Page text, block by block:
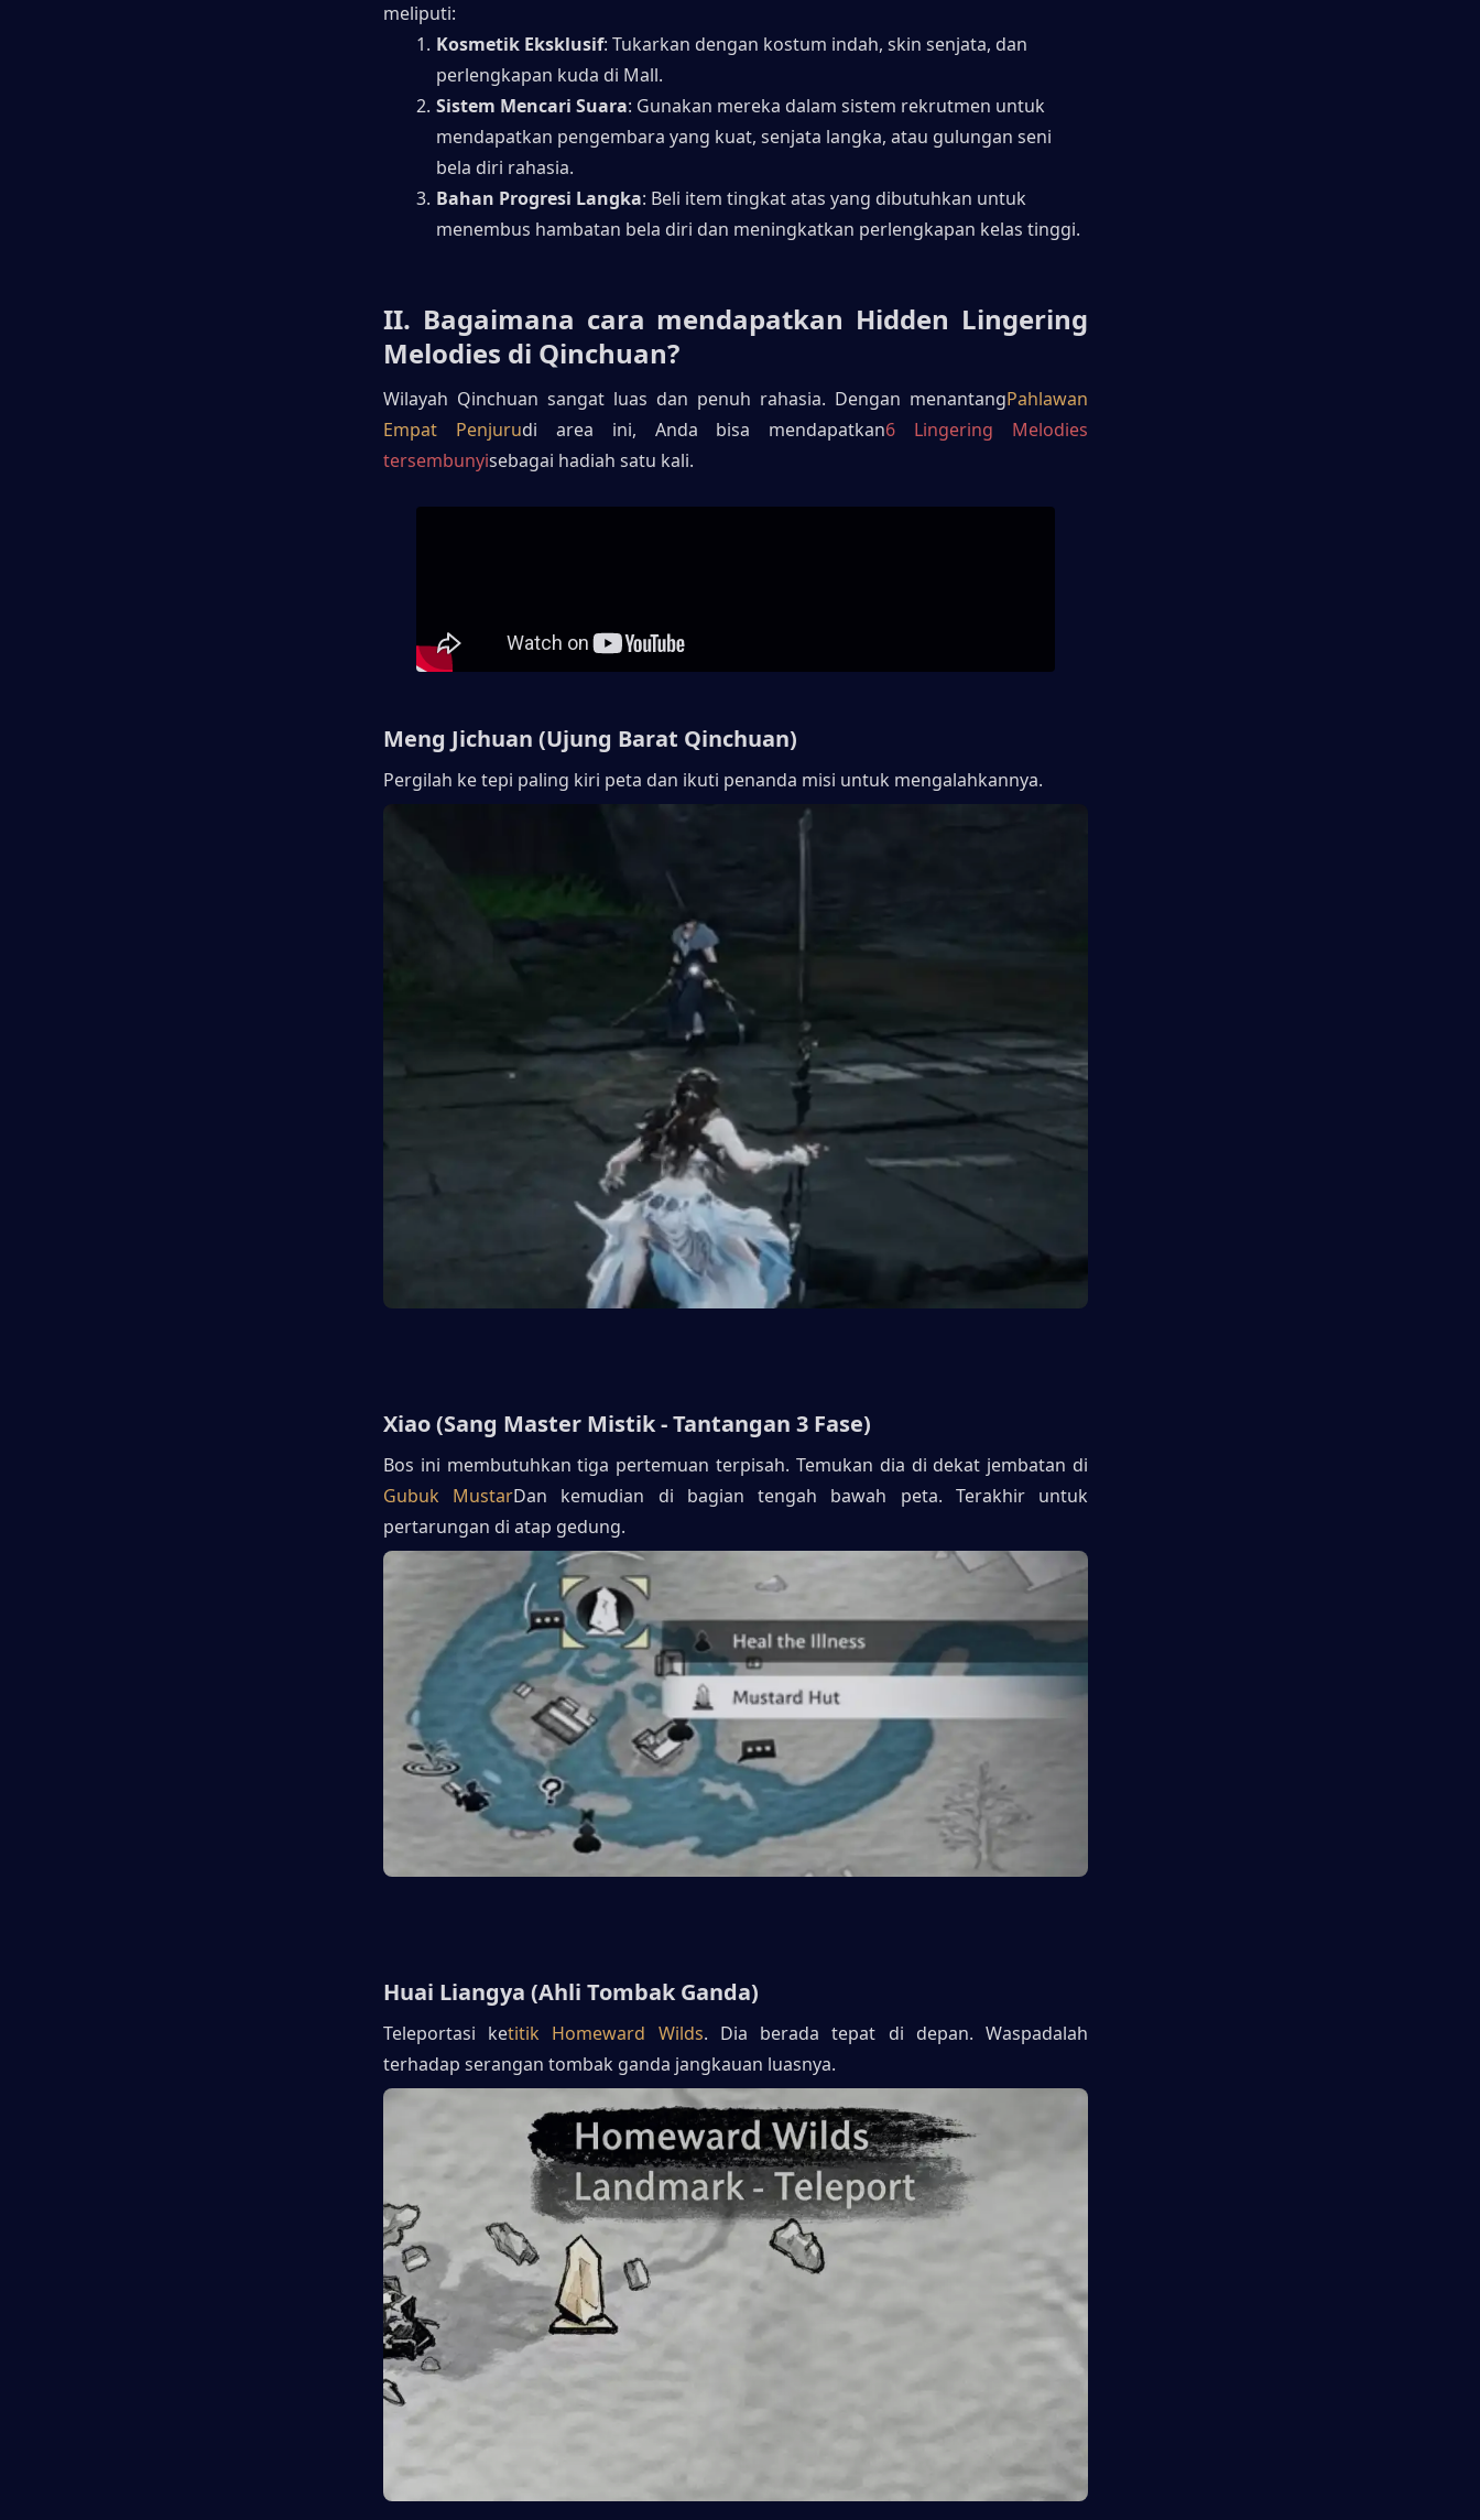
meliputi:
Kosmetik Eksklusif: Tukarkan dengan kostum indah, skin senjata, dan
perlengkapan kuda di Mall.
Sistem Mencari Suara: Gunakan mereka dalam sistem rekrutmen untuk
mendapatkan pengembara yang kuat, senjata langka, atau gulungan seni
bela diri rahasia.
Bahan Progresi Langka: Beli item tingkat atas yang dibutuhkan untuk
menembus hambatan bela diri dan meningkatkan perlengkapan kelas tinggi.
II. Bagaimana cara mendapatkan Hidden Lingering
Melodies di Qinchuan?
Wilayah Qinchuan sangat luas dan penuh rahasia. Dengan menantangPahlawan
Empat Penjurudi area ini, Anda bisa mendapatkan6 Lingering Melodies
tersembunyisebagai hadiah satu kali.
Meng Jichuan (Ujung Barat Qinchuan)
Pergilah ke tepi paling kiri peta dan ikuti penanda misi untuk mengalahkannya.
Xiao (Sang Master Mistik - Tantangan 3 Fase)
Gubuk MustarDan kemudian di bagian tengah bawah peta. Terakhir untuk
pertarungan di atap gedung.
Huai Liangya (Ahli Tombak Ganda)
Teleportasi ketitik Homeward Wilds. Dia berada tepat di depan. Waspadalah
terhadap serangan tombak ganda jangkauan luasnya.